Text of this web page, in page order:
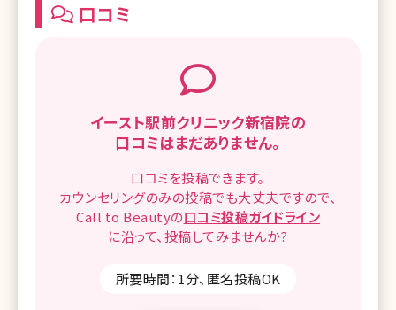
口コミ
イースト駅前クリニック新宿院の
口コミはまだありません。
口コミを投稿できます。
カウンセリングのみの投稿でも大丈夫ですので、
Call to Beautyの口コミ投稿ガイドライン
に沿って、 投稿してみませんか?
所要時間：1分、匿名投稿OK